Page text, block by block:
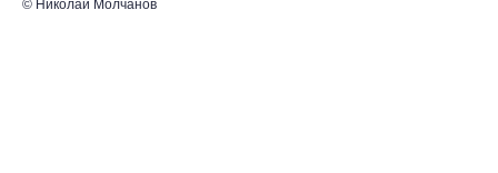
© Николай Молчанов